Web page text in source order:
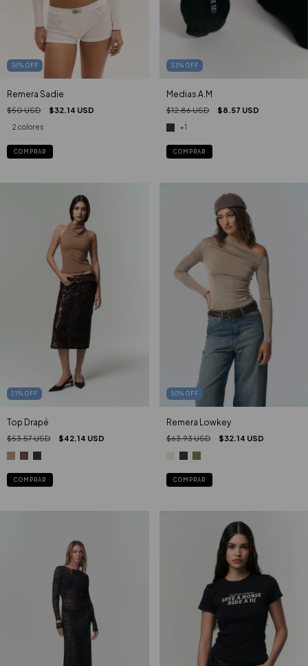
36% OFF
Remera Sadie
$50 USD $32.14 USD
2 colores
COMPRAR
33% OFF
Medias A.M
$12.86 USD $8.57 USD
+1
COMPRAR
21 % OFF
Top Drapé
$53.57 USD $42.14 USD
COMPRAR
50% OFF
Remera Lowkey
$63.93 USD $32.14 USD
COMPRAR